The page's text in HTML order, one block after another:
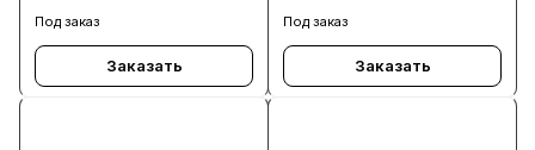
Под заказ
Заказать
Под заказ
Заказать